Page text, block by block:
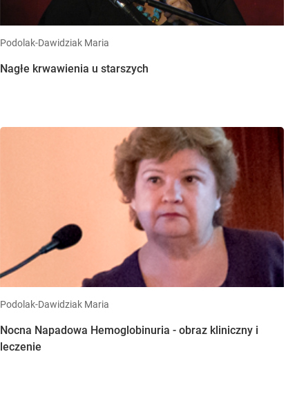
Podolak-Dawidziak Maria
Nagłe krwawienia u starszych
Podolak-Dawidziak Maria
Nocna Napadowa Hemoglobinuria - obraz kliniczny i
leczenie